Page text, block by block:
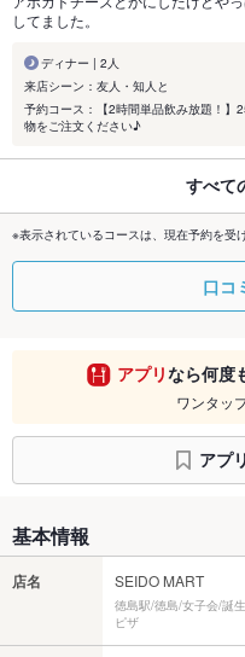
してました。
ディナー | 2人
来店シーン：友人・知人と
予約コース：【2時間単品飲み放題！
物をご注文ください♪
すべて
※表示されているコースは、現在予約を受
口コ
アプリなら何度
ワンタッ
アプ
基本情報
店名 SEIDO MART
徳島駅/徳島/女子会/誕
ピザ